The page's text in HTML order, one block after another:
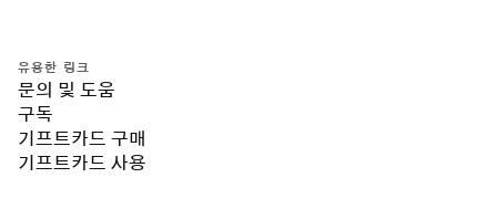
유용한 링크
문의 및 도움
구독
기프트카드 구매
기프트카드 사용